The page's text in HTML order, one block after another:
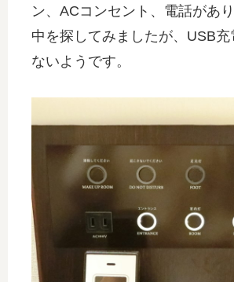
ン、ACコンセント、電話があ
中を探してみましたが、USB
ないようです。